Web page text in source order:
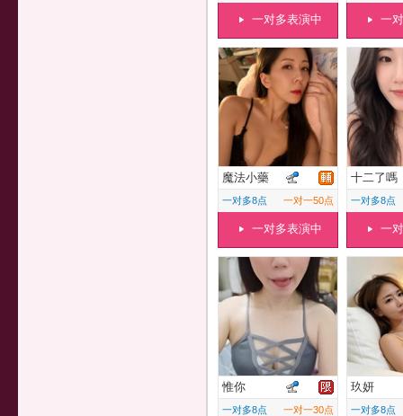
一对多表演中 一
魔法小藥
一对多8点 一对一50点
一对多表演中
十二了嗎
一对多8点
一
惟你
一对多8点 一对一30点
玖妍
一对多8点